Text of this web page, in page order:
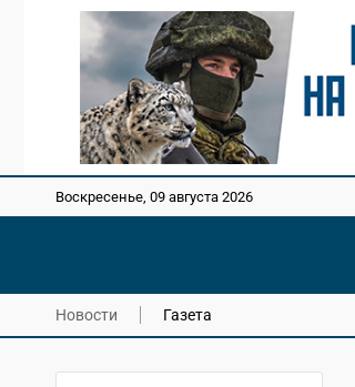
Воскресенье, 09 августа 2026
Новости Газета